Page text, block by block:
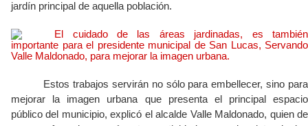
jardín principal de aquella población.
Estos trabajos servirán no sólo para embellecer, sino para
mejorar la imagen urbana que presenta el principal espacio
público del municipio, explicó el alcalde Valle Maldonado, quien de